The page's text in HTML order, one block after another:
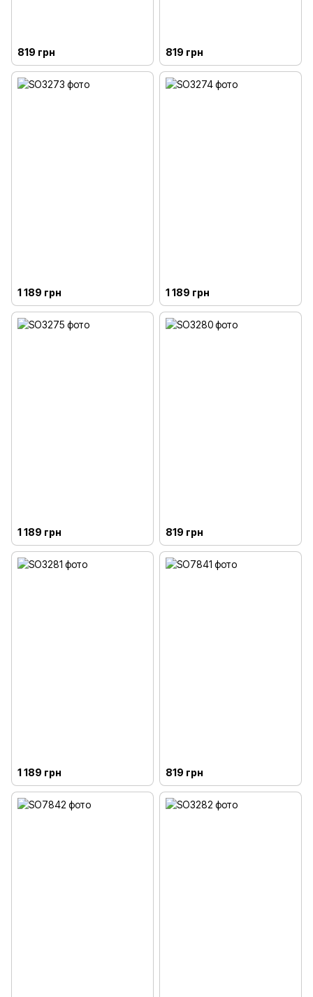
819 грн 819 грн
1 189 грн 1 189 грн
1 189 грн 819 грн
1 189 грн 819 грн